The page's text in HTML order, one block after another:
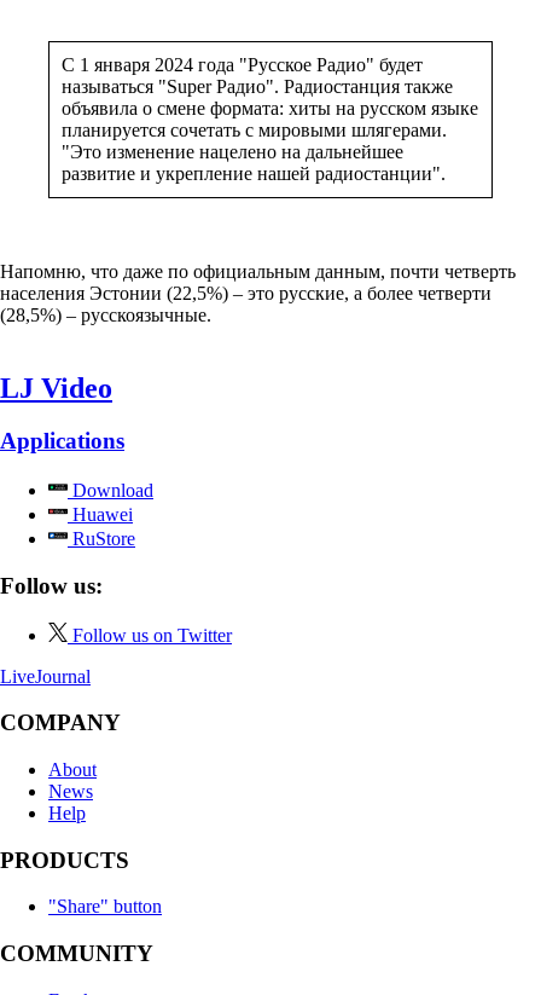
С 1 января 2024 года "Русское Радио" будет
называться "Super Радио". Радиостанция также
объявила о смене формата: хиты на русском языке
планируется сочетать с мировыми шлягерами.
"Это изменение нацелено на дальнейшее
развитие и укрепление нашей радиостанции".
Напомню, что даже по официальным данным, почти четверть
населения Эстонии (22,5%) – это русские, а более четверти
(28,5%) – русскоязычные.
LJ Video
Applications
Download
Huawei
RuStore
Follow us:
Follow us on Twitter
LiveJournal
COMPANY
About
News
Help
PRODUCTS
"Share" button
COMMUNITY